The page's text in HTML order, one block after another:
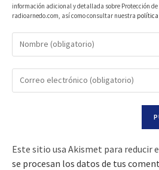
información adicional y detallada sobre Protección
radioarnedo.com, así como consultar nuestra política
Este sitio usa Akismet para reducir
se procesan los datos de tus